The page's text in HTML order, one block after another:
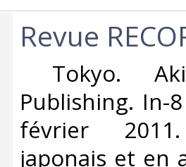
‎Revue
Tokyo.
Publishing. In-
février
japonais et en